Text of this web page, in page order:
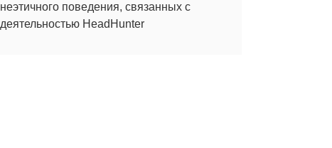
неэтичного поведения, связанных с
деятельностью HeadHunter